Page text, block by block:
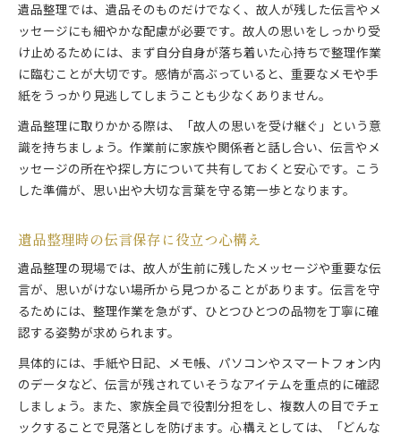
遺品整理では、遺品そのものだけでなく、故人が残した伝言やメ
ッセージにも細やかな配慮が必要です。故人の思いをしっかり受
け止めるためには、まず自分自身が落ち着いた心持ちで整理作業
に臨むことが大切です。感情が高ぶっていると、重要なメモや手
紙をうっかり見逃してしまうことも少なくありません。
遺品整理に取りかかる際は、「故人の思いを受け継ぐ」という意
識を持ちましょう。作業前に家族や関係者と話し合い、伝言やメ
ッセージの所在や探し方について共有しておくと安心です。こう
した準備が、思い出や大切な言葉を守る第一歩となります。
遺品整理時の伝言保存に役立つ心構え
遺品整理の現場では、故人が生前に残したメッセージや重要な伝
言が、思いがけない場所から見つかることがあります。伝言を守
るためには、整理作業を急がず、ひとつひとつの品物を丁寧に確
認する姿勢が求められます。
具体的には、手紙や日記、メモ帳、パソコンやスマートフォン内
のデータなど、伝言が残されていそうなアイテムを重点的に確認
しましょう。また、家族全員で役割分担をし、複数人の目でチェ
ックすることで見落としを防げます。心構えとしては、「どんな